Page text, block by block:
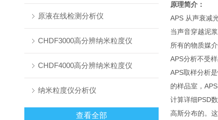
原液在线检测分析仪
CHDF3000高分辨纳米粒度仪
CHDF4000高分辨纳米粒度仪
纳米粒度仪分析仪
查看全部
原理简介：
APS 从声衰减
当声音穿越泥
所有的物质媒
APS分析不受
APS取样分析
的样品室，
计算详细PSD
高斯分布的。